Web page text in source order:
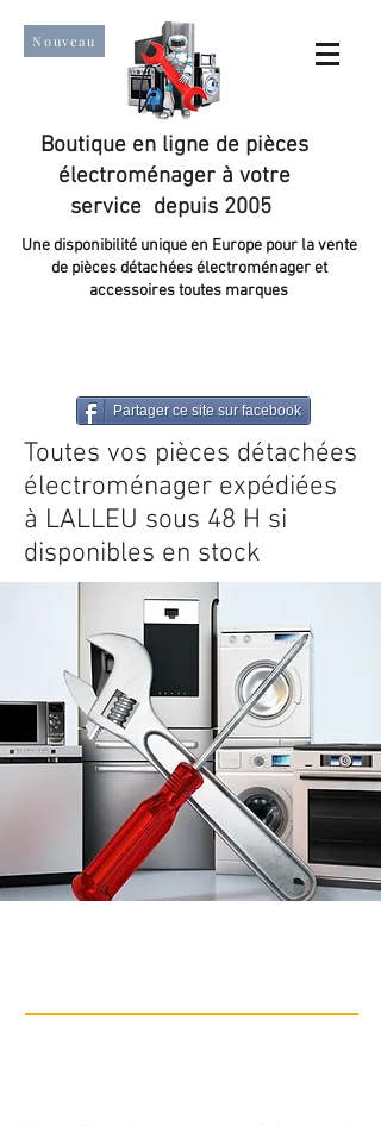
Nouveau
Boutique en ligne de pièces
électroménager à votre
service depuis 2005
Une disponibilité unique en Europe pour la vente
de pièces détachées électroménager et
accessoires toutes marques
Partager ce site sur facebook
Toutes vos pièces détachées
électroménager expédiées
à LALLEU sous 48 H si
disponibles en stock